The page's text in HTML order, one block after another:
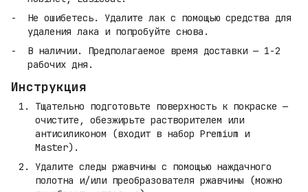
Не ошибетесь. Удалите лак с помощью средства для
удаления лака и попробуйте снова.
В наличии. Предполагаемое время доставки — 1-2
рабочих дня.
Инструкция
Тщательно подготовьте поверхность к покраске —
очистите, обезжирьте растворителем или
антисиликоном (входит в набор Premium и
Master).
Удалите следы ржавчины с помощью наждачного
полотна и/или преобразователя ржавчины (можно